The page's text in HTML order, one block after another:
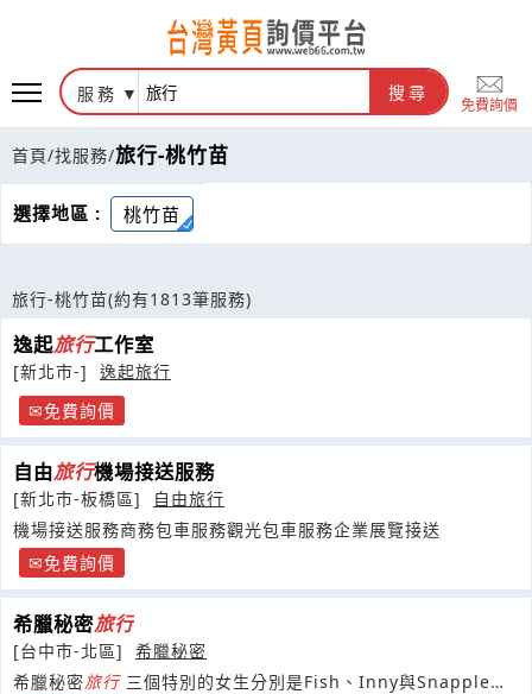
服務 搜尋
免費詢價
首頁/找服務/旅行-桃竹苗
選擇地區 : 桃竹苗
旅行-桃竹苗(約有1813筆服務)
逸起旅行工作室
[新北市-]
逸起旅行
免費詢價
自由旅行機場接送服務
[新北市-板橋區]
自由旅行
機場接送服務商務包車服務觀光包車服務企業展覽接送
免費詢價
希臘秘密旅行
[台中市-北區]
希臘秘密
希臘秘密旅行三個特別的女生分別是Fish、Inny與Snapple。